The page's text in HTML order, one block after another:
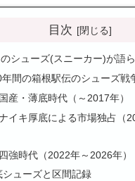
目次
シューズ(スニーカー)が語
年間の箱根駅伝のシューズ戦
産・薄底時代（～2017年）
イキ厚底による市場独占（
強時代（2022年～2026年）
シューズと区間記録